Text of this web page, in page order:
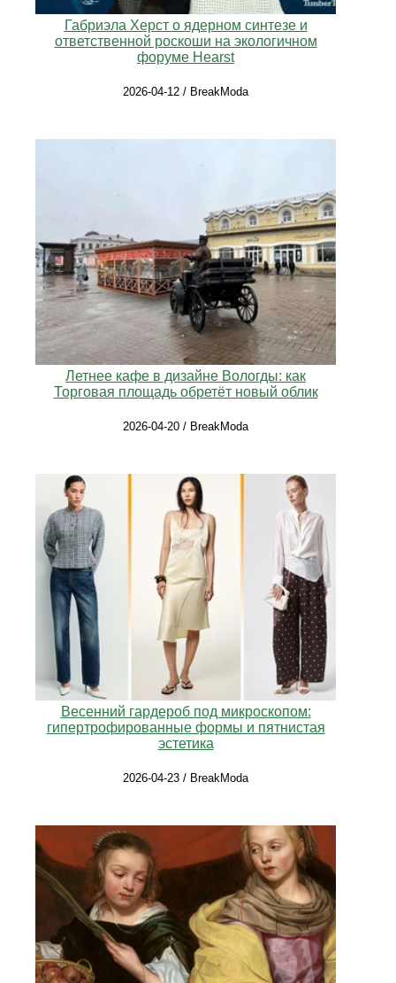
Габриэла Херст о ядерном синтезе и
ответственной роскоши на экологичном
форуме Hearst
2026-04-12 / BreakModa
Летнее кафе в дизайне Вологды: как
Торговая площадь обретёт новый облик
2026-04-20 / BreakModa
Весенний гардероб под микроскопом:
гипертрофированные формы и пятнистая
эстетика
2026-04-23 / BreakModa